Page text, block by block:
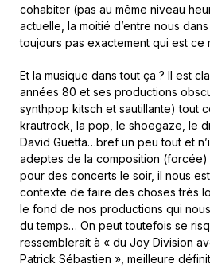
cohabiter (pas au même niveau
actuelle, la moitié d’entre nous
toujours pas exactement qui est ce
Et la musique dans tout ça ? Il est
années 80 et ses productions
synthpop kitsch et sautillante) tout
krautrock, la pop, le shoegaze, le
David Guetta…bref un peu tout et
adeptes de la composition
pour des concerts le soir, il nous
contexte de faire des choses très
le fond de nos productions qui
du temps… On peut toutefois se
ressemblerait à « du Joy Division
Patrick Sébastien », meilleure